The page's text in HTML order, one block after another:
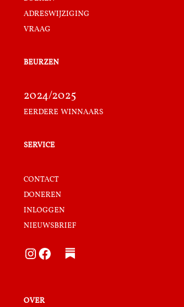
adreswijziging
vraag
beurzen
2024/2025
eerdere winnaars
service
contact
doneren
inloggen
nieuwsbrief
Instagram Facebook
over